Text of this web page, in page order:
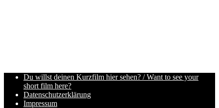
Du willst deinen Kurzfilm hier sehen? / Want to see your
short film here?
Datenschutzerklärung
Impressum